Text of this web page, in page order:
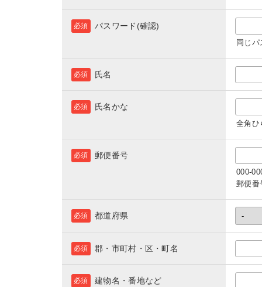
パスワード(確認)
必須
同じ
氏名
必須
氏名かな
必須
全角ひ
郵便番号
必須
000-
郵便番
都道府県
必須
郡・市町村・区・町名
必須
建物名・番地など
必須